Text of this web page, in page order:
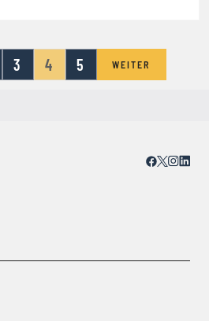
3 4 5 WEITER